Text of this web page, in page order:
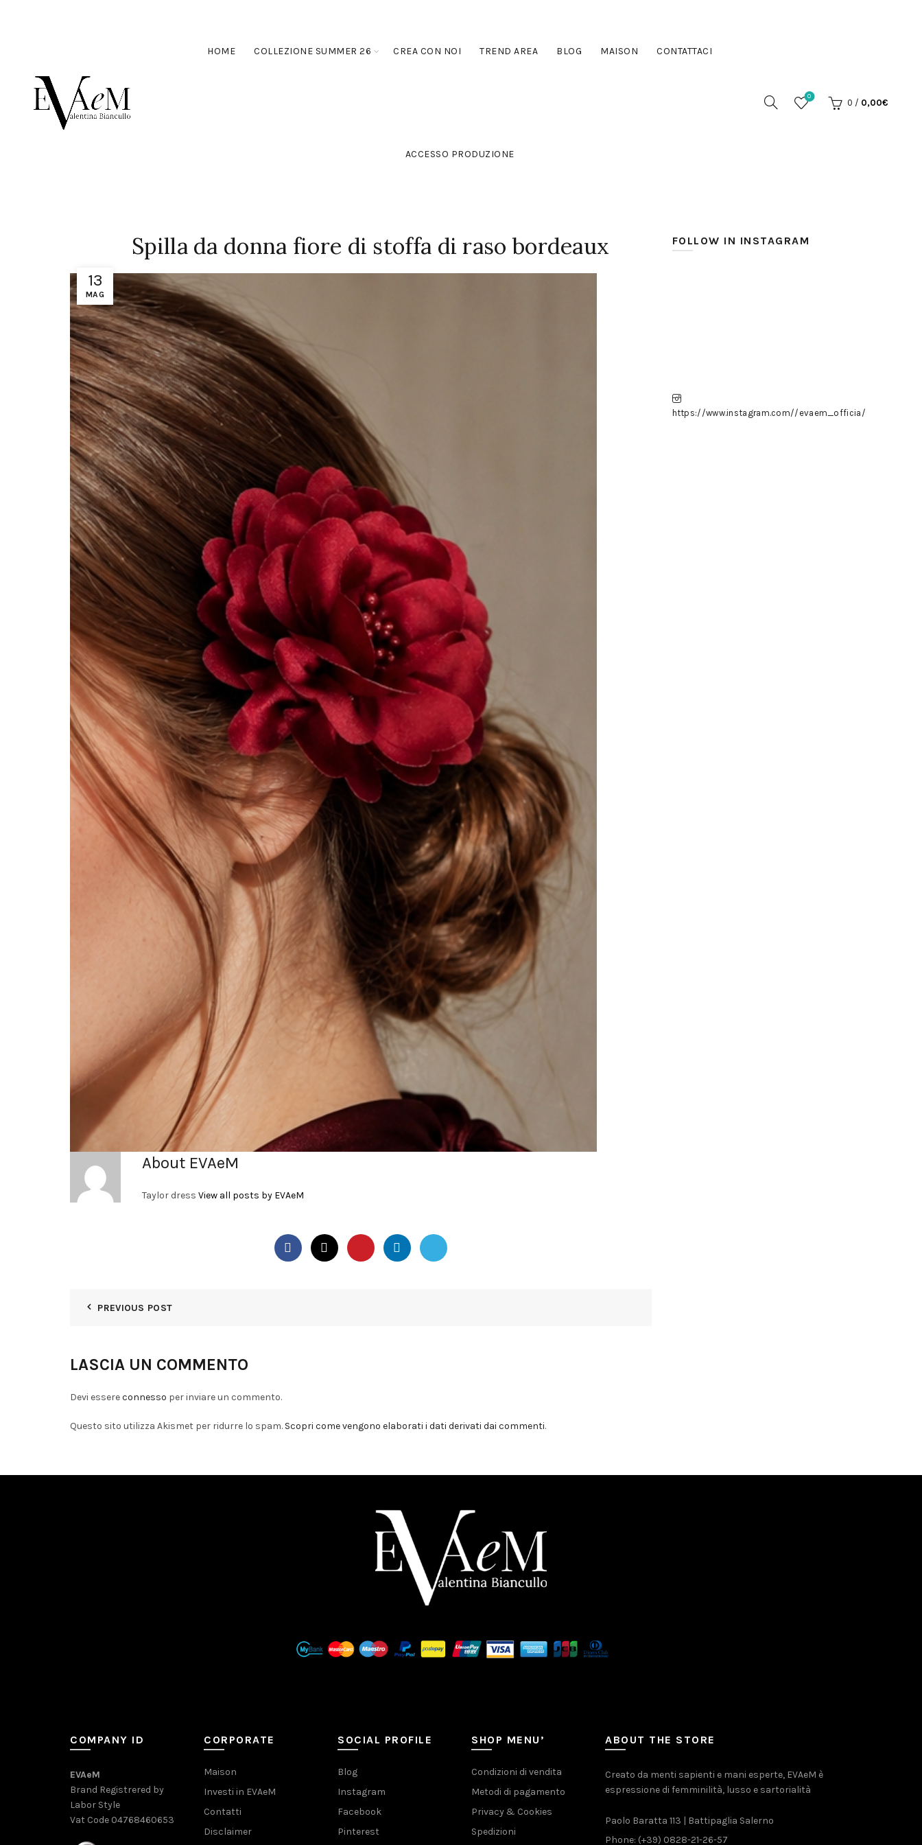
HOME COLLEZIONE SUMMER 26 CREA CON NOI TREND AREA BLOG MAISON CONTATTACI
ACCESSO PRODUZIONE
0
0 / 0,00€
13
MAG
Spilla da donna fiore di stoffa di raso bordeaux
About EVAeM
Taylor dress View all posts by EVAeM
PREVIOUS POST
LASCIA UN COMMENTO
Devi essereconnesso per inviare un commento.
Questo sito utilizza Akismet per ridurre lo spam. Scopri come vengono elaborati i dati derivati dai commenti.
FOLLOW IN INSTAGRAM
https://www.instagram.com//evaem_officia/
COMPANY ID
EVAeM
Brand Registrered by
Labor Style
Vat Code 04768460653
CORPORATE
Maison
Investi in EVAeM
Contatti
Disclaimer
SOCIAL PROFILE
Blog
Instagram
Facebook
Pinterest
SHOP MENU’
Condizioni di vendita
Metodi di pagamento
Privacy & Cookies
Spedizioni
ABOUT THE STORE
Creato da menti sapienti e mani esperte, EVAeM è
espressione di femminilità, lusso e sartorialità
Paolo Baratta 113 | Battipaglia Salerno
Phone: (+39) 0828-21-26-57